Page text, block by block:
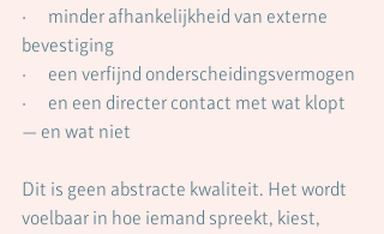
·      minder afhankelijkheid van externe
bevestiging
·      een verfijnd onderscheidingsvermogen
·      en een directer contact met wat klopt
— en wat niet
Dit is geen abstracte kwaliteit. Het wordt
voelbaar in hoe iemand spreekt, kiest,